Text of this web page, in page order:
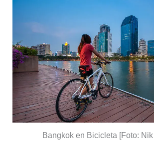
Bangkok en Bicicleta [Foto: